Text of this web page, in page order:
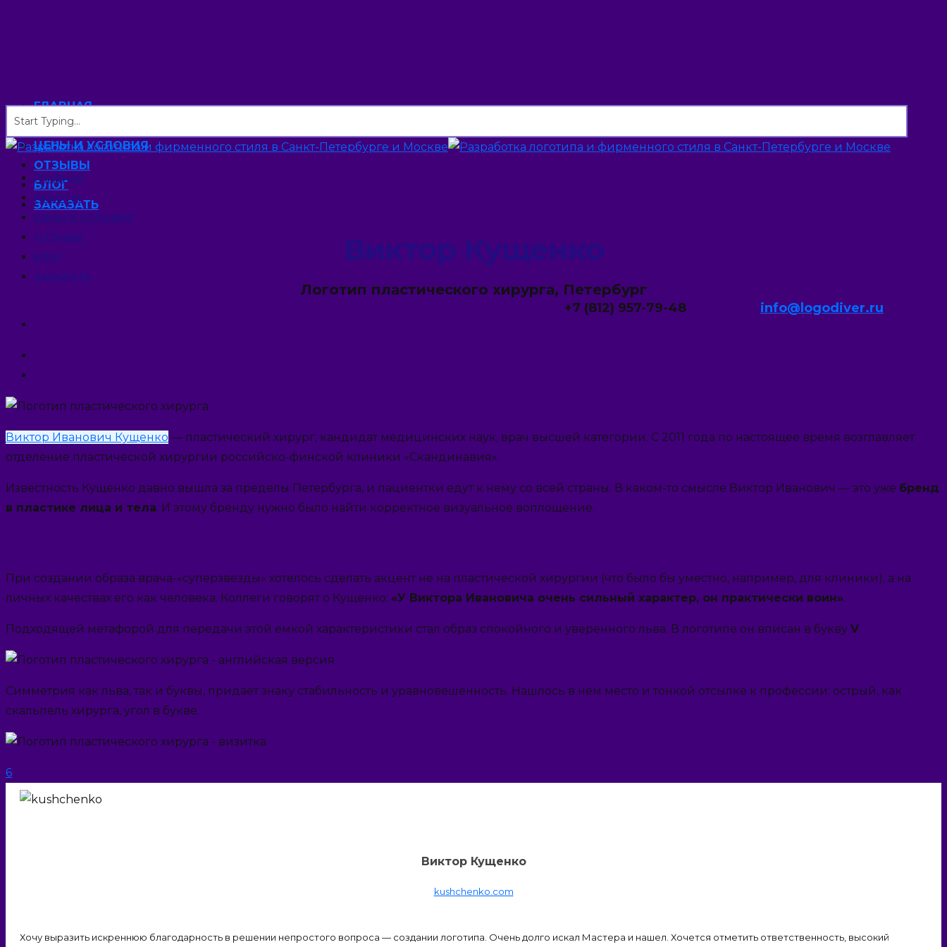
ГЛАВНАЯ
РАБОТЫ
ЦЕНЫ И УСЛОВИЯ
ОТЗЫВЫ
БЛОГ
ЗАКАЗАТЬ
+7 (812) 957-79-48 info@logodiver.ru
ГЛАВНАЯ
РАБОТЫ
ЦЕНЫ И УСЛОВИЯ
ОТЗЫВЫ
БЛОГ
ЗАКАЗАТЬ
Виктор Кущенко
Логотип пластического хирурга, Петербург
Виктор Иванович Кущенко — пластический хирург, кандидат медицинских наук, врач высшей категории. С 2011 года по настоящее время возглавляет
отделение пластической хирургии российско-финской клиники «Скандинавия».
Известность Кущенко давно вышла за пределы Петербурга, и пациентки едут к нему со всей страны. В каком-то смысле Виктор Иванович — это уже бренд
в пластике лица и тела. И этому бренду нужно было найти корректное визуальное воплощение.
При создании образа врача-«суперзвезды» хотелось сделать акцент не на пластической хирургии (что было бы уместно, например, для клиники), а на
личных качествах его как человека. Коллеги говорят о Кущенко: «У Виктора Ивановича очень сильный характер, он практически воин».
Подходящей метафорой для передачи этой емкой характеристики стал образ спокойного и уверенного льва. В логотипе он вписан в букву V.
Симметрия как льва, так и буквы, придает знаку стабильность и уравновешенность. Нашлось в нем место и тонкой отсылке к профессии: острый, как
скальпель хирурга, угол в букве.
6
Виктор Кущенко
kushchenko.com
Хочу выразить искреннюю благодарность в решении непростого вопроса — создании логотипа. Очень долго искал Мастера и нашел. Хочется отметить ответственность, высокий